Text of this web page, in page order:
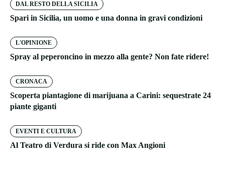
DAL RESTO DELLA SICILIA
Spari in Sicilia, un uomo e una donna in gravi condizioni
L'OPINIONE
Spray al peperoncino in mezzo alla gente? Non fate ridere!
CRONACA
Scoperta piantagione di marijuana a Carini: sequestrate 24
piante giganti
EVENTI E CULTURA
Al Teatro di Verdura si ride con Max Angioni